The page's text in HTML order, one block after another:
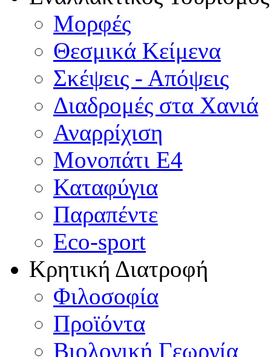
Μορφές
Θεσμικά Κείμενα
Σκέψεις - Απόψεις
Διαδρομές στα Χανιά
Αναρρίχιση
Μονοπάτι Ε4
Καταφύγια
Παραπέντε
Eco-sport
Κρητική Διατροφή
Φιλοσοφία
Προϊόντα
Βιολογική Γεωργία